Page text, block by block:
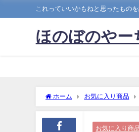
これっていいかもねと思ったもの
ほのぼのやー
ホーム お気に入り商品
お気に入り商